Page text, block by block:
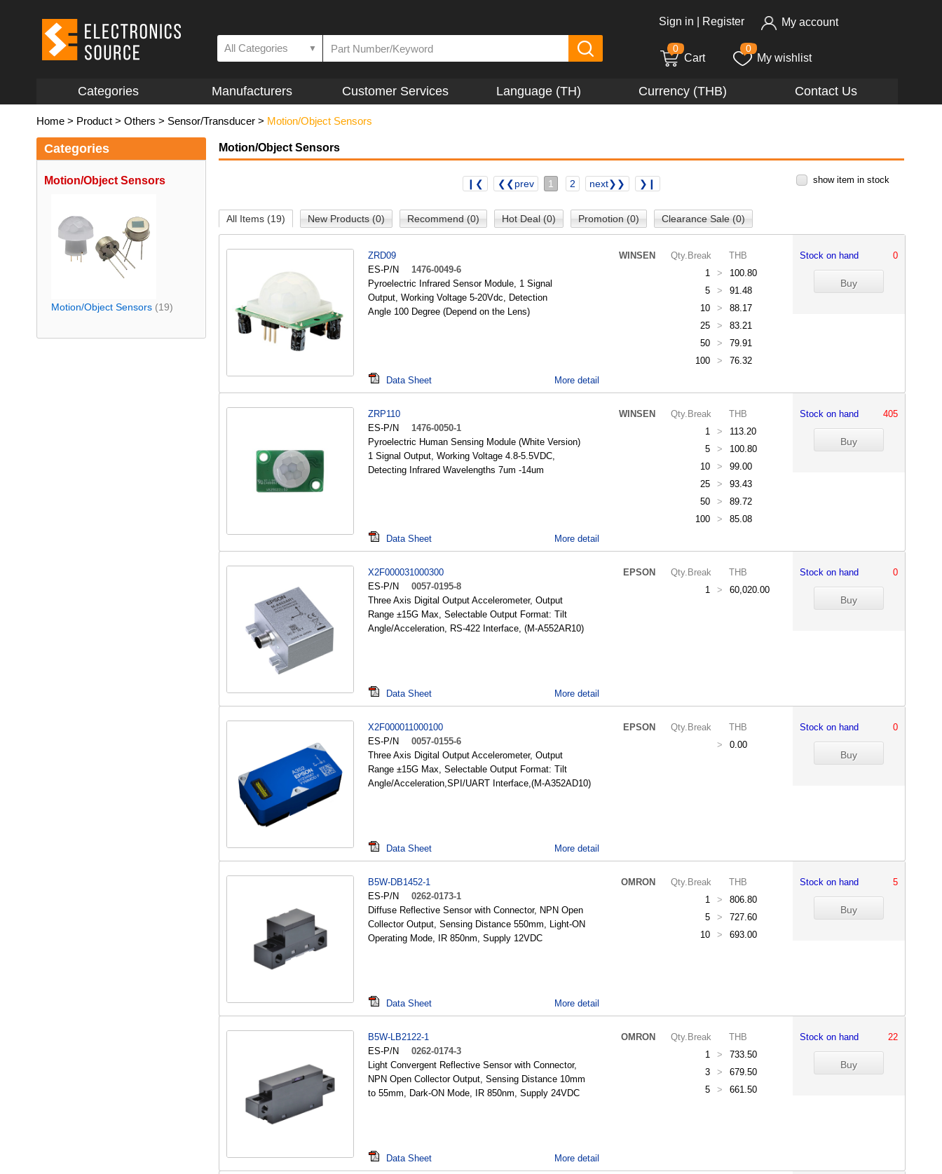
All Categories ▼
Sign in Register My account
0
Cart
0
My wishlist
Categories Manufacturers Customer Services Language (TH) Currency (THB) Contact Us
Home > Product > Others > Sensor/Transducer > Motion/Object Sensors
Categories
Motion/Object Sensors
Motion/Object Sensors (19)
Motion/Object Sensors
❙❮ ❮❮prev 1 2 next❯❯ ❯❙ show item in stock
All Items (19) New Products (0) Recommend (0) Hot Deal (0) Promotion (0) Clearance Sale (0)
ZRD09
WINSEN
ES-P/N
1476-0049-6
Pyroelectric Infrared Sensor Module, 1 Signal
Output, Working Voltage 5-20Vdc, Detection
Angle 100 Degree (Depend on the Lens)
Qty.Break
THB
1
>
100.80
5
>
91.48
10
>
88.17
25
>
83.21
50
>
79.91
100
> 76.32
Stock on hand 0
Data Sheet More detail
ZRP110
WINSEN
ES-P/N
1476-0050-1
Pyroelectric Human Sensing Module (White Version)
1 Signal Output, Working Voltage 4.8-5.5VDC,
Detecting Infrared Wavelengths 7um -14um
Qty.Break
THB
1
>
113.20
5
>
100.80
10
>
99.00
25
>
93.43
50
>
89.72
100
> 85.08
Stock on hand 405
Data Sheet More detail
X2F000031000300
EPSON
ES-P/N
0057-0195-8
Three Axis Digital Output Accelerometer, Output
Range ±15G Max, Selectable Output Format: Tilt
Angle/Acceleration, RS-422 Interface, (M-A552AR10)
Qty.Break
THB
1
> 60,020.00
Stock on hand 0
Data Sheet More detail
X2F000011000100
EPSON
ES-P/N
0057-0155-6
Three Axis Digital Output Accelerometer, Output
Range ±15G Max, Selectable Output Format: Tilt
Angle/Acceleration,SPI/UART Interface,(M-A352AD10)
Qty.Break
THB
>
0.00
Stock on hand 0
Data Sheet More detail
B5W-DB1452-1
OMRON
ES-P/N
0262-0173-1
Diffuse Reflective Sensor with Connector, NPN Open
Collector Output, Sensing Distance 550mm, Light-ON
Operating Mode, IR 850nm, Supply 12VDC
Qty.Break
THB
1
>
806.80
5
>
727.60
10
> 693.00
Stock on hand 5
Data Sheet More detail
B5W-LB2122-1
OMRON
ES-P/N
0262-0174-3
Light Convergent Reflective Sensor with Connector,
NPN Open Collector Output, Sensing Distance 10mm
to 55mm, Dark-ON Mode, IR 850nm, Supply 24VDC
Qty.Break
THB
1
>
733.50
3
>
679.50
5
> 661.50
Stock on hand 22
Data Sheet More detail